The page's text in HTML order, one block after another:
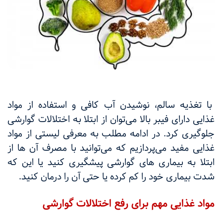
با تغذیه سالم، نوشیدن آب کافی و استفاده از مواد
غذایی دارای فیبر بالا می‌توان از ابتلا به اختلالات گوارشی
جلوگیری کرد. در ادامه مطلب به معرفی لیستی از مواد
غذایی مفید می‌پردازیم که می‌توانید با مصرف آن ها از
ابتلا به بیماری های گوارشی پیشگیری کنید یا این که
شدت بیماری خود را کم کرده یا حتی آن را درمان کنید.
مواد غذایی مهم برای رفع اختلالات گوارشی